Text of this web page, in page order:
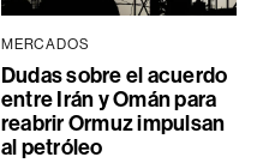
MERCADOS
Dudas sobre el acuerdo
entre Irán y Omán para
reabrir Ormuz impulsan
al petróleo